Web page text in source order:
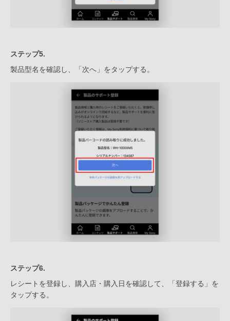
ステップ5.
製品型名を確認し、「次へ」をタップする。
ステップ6.
レシートを登録し、購入店・購入日を確認して、「登録する」を
タップする。